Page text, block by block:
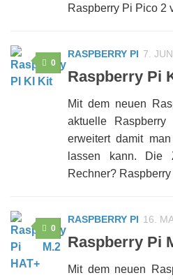
Raspberry Pi Pico 2
0
RASPBERRY PI 7.
Raspberry Pi
Mit dem neuen
aktuelle
erweitert damit
lassen kann. Die
Rechner? Raspberry
0
RASPBERRY PI 16.
Raspberry Pi
Mit dem neuen